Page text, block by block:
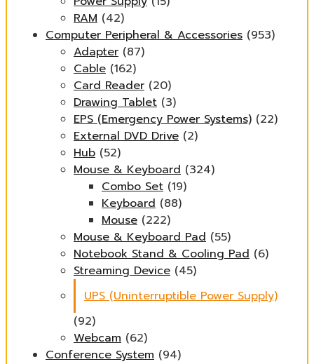
RAM (42)
Computer Peripheral & Accessories (953)
Adapter (87)
Cable (162)
Card Reader (20)
Drawing Tablet (3)
EPS (Emergency Power Systems) (22)
External DVD Drive (2)
Hub (52)
Mouse & Keyboard (324)
Combo Set (19)
Keyboard (88)
Mouse (222)
Mouse & Keyboard Pad (55)
Notebook Stand & Cooling Pad (6)
Streaming Device (45)
UPS (Uninterruptible Power Supply)
(92)
Webcam (62)
Conference System (94)